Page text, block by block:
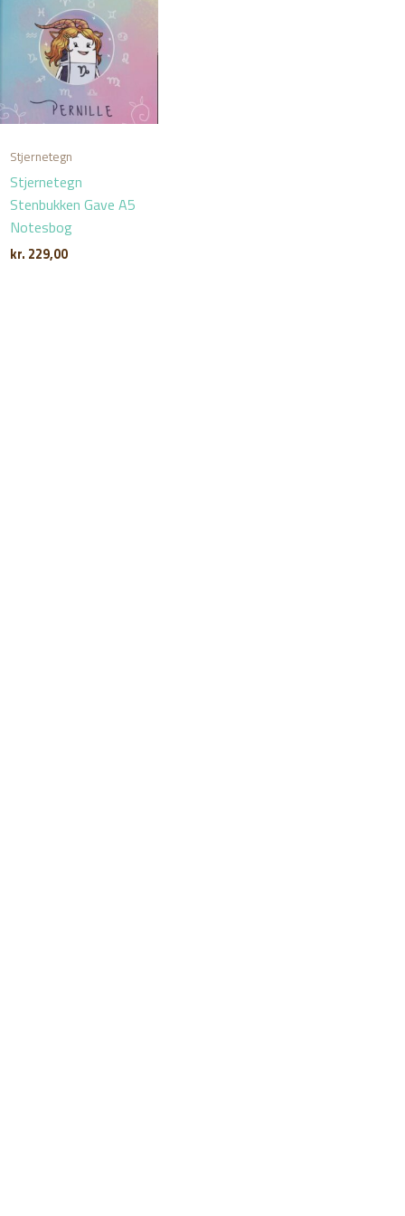
Stjernetegn
Stjernetegn
Stenbukken Gave A5
Notesbog
kr. 229,00